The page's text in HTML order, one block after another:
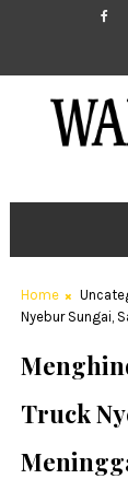
Home
Nyebur Sungai,
Truck